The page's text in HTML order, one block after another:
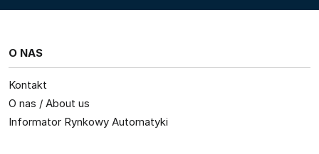
O NAS
Kontakt
O nas / About us
Informator Rynkowy Automatyki